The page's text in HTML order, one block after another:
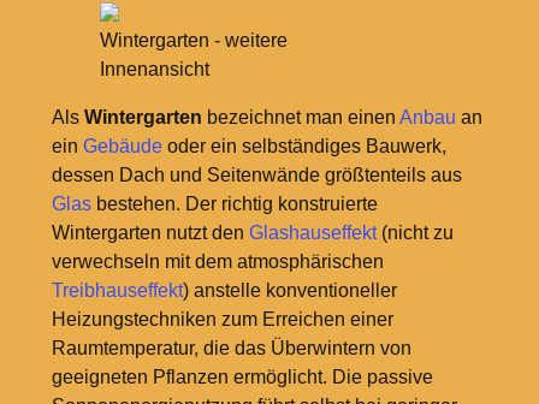
Wintergarten - weitere
Innenansicht
Als Wintergarten bezeichnet man einen Anbau an
ein Gebäudeoder ein selbständiges Bauwerk,
dessen Dach und Seitenwände größtenteils aus
Glasbestehen. Der richtig konstruierte
Wintergarten nutzt den Glashauseffekt(nicht zu
verwechseln mit dem atmosphärischen
Treibhauseffekt) anstelle konventioneller
Heizungstechniken zum Erreichen einer
Raumtemperatur, die das Überwintern von
geeigneten Pflanzen ermöglicht. Die passive